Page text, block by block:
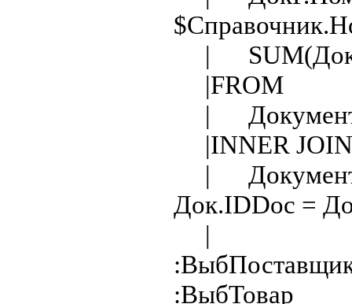
|
|FROM
|
|INNER JOIN
|
Док.IDDoc =
| AND
:ВыбТовар